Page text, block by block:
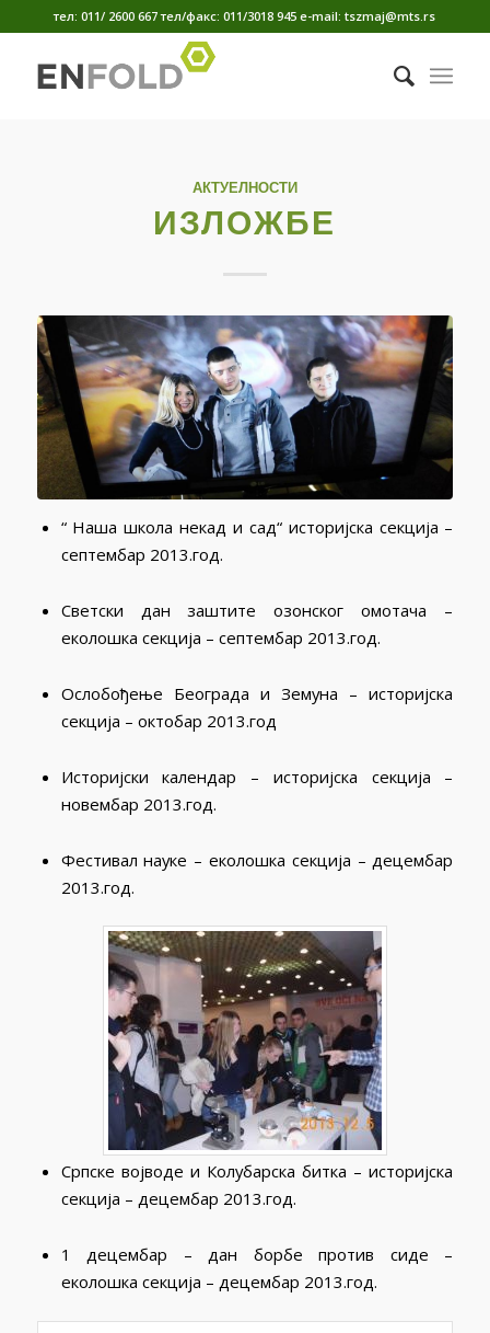
тел: 011/ 2600 667 тел/факс: 011/3018 945 е-mail: tszmaj@mts.rs
АКТУЕЛНОСТИ
ИЗЛОЖБЕ
“ Наша школа некад и сад“ историјска секција –
септембар 2013.год.
Светски дан заштите озонског омотача –
еколошка секција – септембар 2013.год.
Ослобођење Београда и Земуна – историјска
секција – октобар 2013.год
Историјски календар – историјска секција –
новембар 2013.год.
Фестивал науке – еколошка секција – децембар
2013.год.
Српске војводе и Колубарска битка – историјска
секција – децембар 2013.год.
1 децембар – дан борбе против сиде –
еколошка секција – децембар 2013.год.